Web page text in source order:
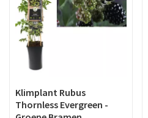
Klimplant Rubus
Thornless Evergreen -